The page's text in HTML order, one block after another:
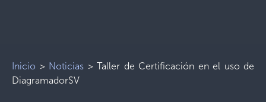
Inicio > Noticias > Taller de Certificación en el uso de
DiagramadorSV